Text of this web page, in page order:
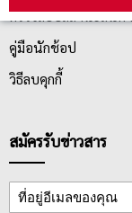
ตรวจสอบสถานะสินค้า
คู่มือนักช้อป
วิธีลบคุกกี้
สมัครรับข่าวสาร